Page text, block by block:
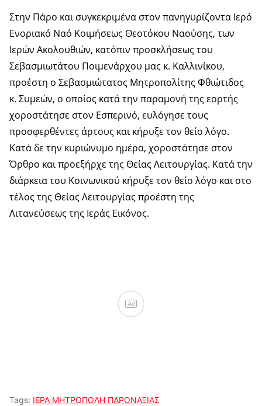
Στην Πάρο και συγκεκριμένα στον πανηγυρίζοντα Ιερό
Ενοριακό Ναό Κοιμήσεως Θεοτόκου Ναούσης, των
Ιερών Ακολουθιών, κατόπιν προσκλήσεως του
Σεβασμιωτάτου Ποιμενάρχου μας κ. Καλλινίκου,
προέστη ο Σεβασμιώτατος Μητροπολίτης Φθιώτιδος
κ. Συμεών, ο οποίος κατά την παραμονή της εορτής
χοροστάτησε στον Εσπερινό, ευλόγησε τους
προσφερθέντες άρτους και κήρυξε τον θείο λόγο.
Κατά δε την κυριώνυμο ημέρα, χοροστάτησε στον
Όρθρο και προεξήρχε της Θείας Λειτουργίας. Κατά την
διάρκεια του Κοινωνικού κήρυξε τον θείο λόγο και στο
τέλος της Θείας Λειτουργίας προέστη της
Λιτανεύσεως της Ιεράς Εικόνος.
Ad
Tags: ΙΕΡΑ ΜΗΤΡΟΠΟΛΗ ΠΑΡΟΝΑΞΙΑΣ